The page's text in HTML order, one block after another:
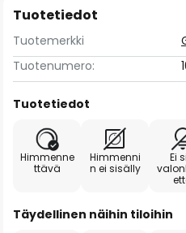
Tuotetiedot
Tuotemerkki
Tuotenumero:
Tuotetiedot
Himmenne
ttävä
Himmenni
n ei sisälly
Ei
Täydellinen näihin tiloihin